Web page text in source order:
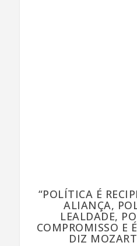
“POLÍTICA É
ALIANÇA,
LEALDADE,
COMPROMISSO E
DIZ